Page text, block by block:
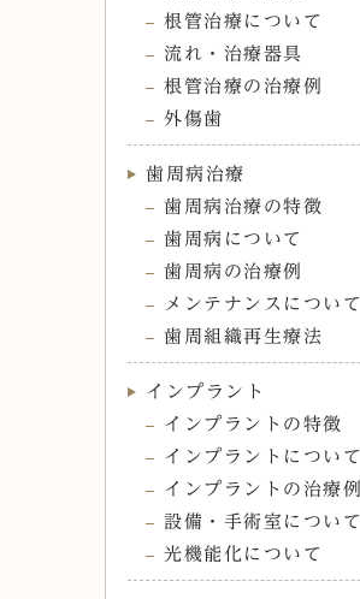
根管治療について
流れ・治療器具
根管治療の治療例
外傷歯
歯周病治療
歯周病治療の特徴
歯周病について
歯周病の治療例
メンテナンスについて
歯周組織再生療法
インプラント
インプラントの特徴
インプラントについて
インプラントの治療例
設備・手術室について
光機能化について